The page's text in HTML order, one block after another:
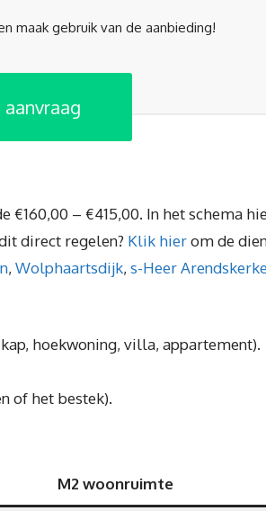
maak gebruik van de aanbieding!
– €415,00. In het schema
direct regelen? Klik hierom de
, Wolphaartsdijk, s-Heer
hoekwoning, villa, appartement).
of het bestek).
M2 woonruimte